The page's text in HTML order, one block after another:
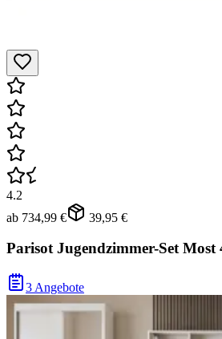
4.2
ab 734,99 € 39,95 €
Parisot Jugendzimmer-Set Most
3 Angebote